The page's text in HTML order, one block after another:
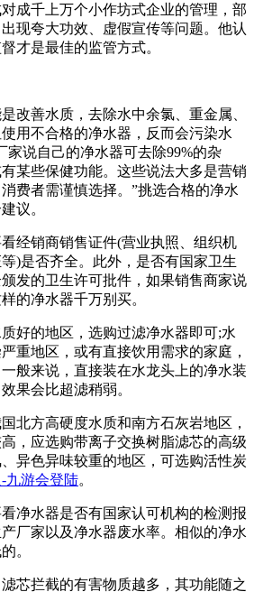
成千上万个小作坊式企业的管理，部
现夸大功效、虚假宣传等问题。他认
才是最佳的监管方式。
善水质，去除水中余氯、重金属、
用不合格的净水器，反而会污染水
家说自己的净水器可去除99%的杂
某些保健功能。这些说法大多是营销
费者需谨慎选择。”挑选合格的净水
议。
销商销售证件(营业执照、组织机
)是否齐全。此外，是否有国家卫生
发的卫生许可批件，如果销售商家说
的净水器千万别买。
的地区，选购过滤净水器即可;水
重地区，或有直接饮用需求的家庭，
般来说，直接装在水龙头上的净水装
果会比超滤稍弱。
方高硬度水质和南方石灰岩地区，
，应选购带离子交换树脂滤芯的高级
异色异味较重的地区，可选购活性炭
九游会登陆。
水器是否有国家认可机构的检测报
厂家以及净水器废水率。相似的净水
。
拦截的有害物质越多，其功能随之